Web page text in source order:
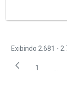
Exibindo 2.681 -
Página
1